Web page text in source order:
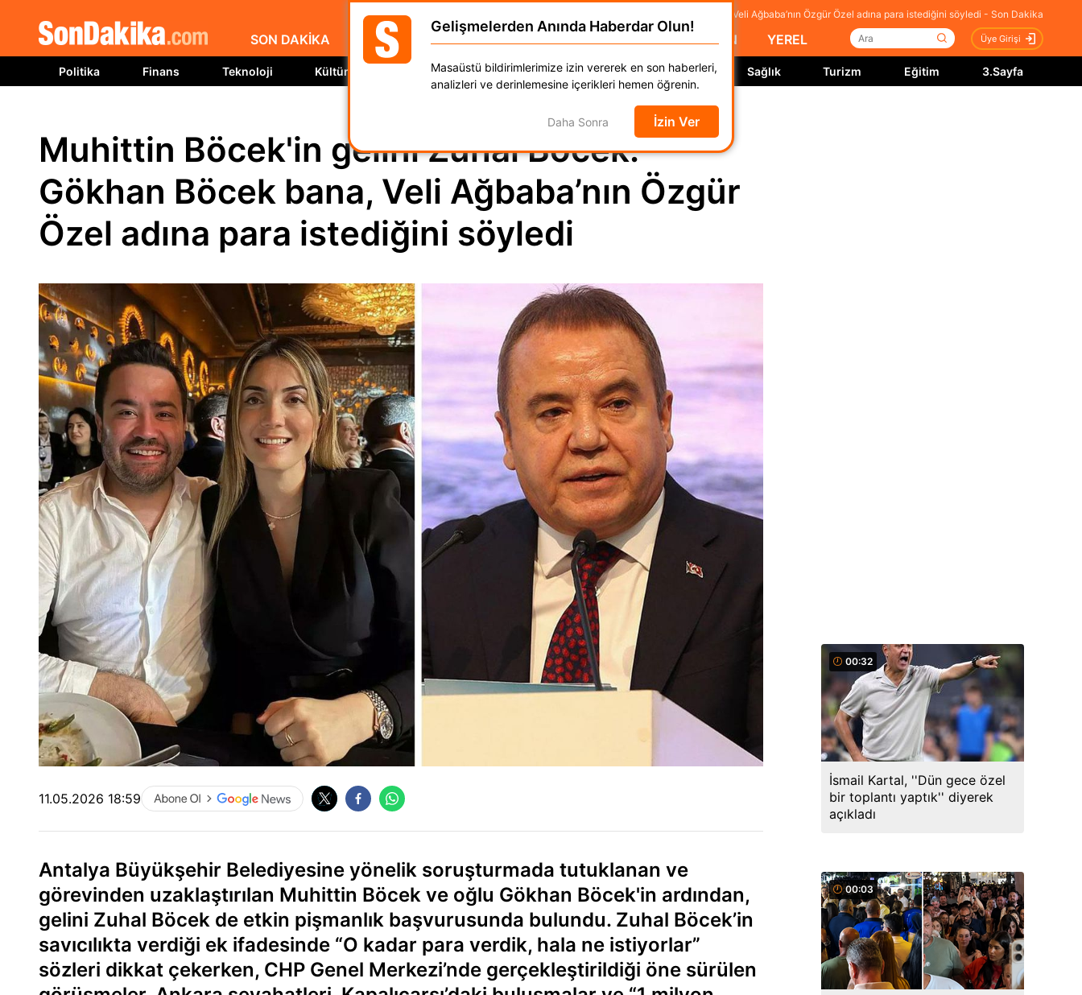
Muhittin Böcek'in gelini Zuhal Böcek: Gökhan Böcek bana, Veli Ağbaba’nın Özgür Özel adına para istediğini söyledi - Son Dakika
SON DAKİKA GÜNCEL DÜNYA EKONOMİ SPOR MAGAZİN YEREL Üye Girişi
Politika Finans Teknoloji Kültür Sanat Kadın Moda Otomobil Yaşam Sağlık Turizm Eğitim 3.Sayfa
Muhittin Böcek'in gelini Zuhal Böcek:
Gökhan Böcek bana, Veli Ağbaba’nın Özgür
Özel adına para istediğini söyledi
11.05.2026 18:59
Antalya Büyükşehir Belediyesine yönelik soruşturmada tutuklanan ve
görevinden uzaklaştırılan Muhittin Böcek ve oğlu Gökhan Böcek'in ardından,
gelini Zuhal Böcek de etkin pişmanlık başvurusunda bulundu. Zuhal Böcek’in
savıcılıkta verdiği ek ifadesinde “O kadar para verdik, hala ne istiyorlar”
sözleri dikkat çekerken, CHP Genel Merkezi’nde gerçekleştirildiği öne sürülen
00:32
İsmail Kartal, ''Dün gece özel
bir toplantı yaptık'' diyerek
açıkladı
00:03
Gelişmelerden Anında Haberdar Olun!
Masaüstü bildirimlerimize izin vererek en son haberleri,
analizleri ve derinlemesine içerikleri hemen öğrenin.
Daha Sonra İzin Ver